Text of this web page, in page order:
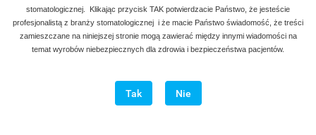
stomatologicznej. Klikając przycisk TAK potwierdzacie Państwo, że jesteście
profesjonalistą z branży stomatologicznej i że macie Państwo świadomość, że treści
zamieszczane na niniejszej stronie mogą zawierać między innymi wiadomości na
temat wyrobów niebezpiecznych dla zdrowia i bezpieczeństwa pacjentów.
Tak Nie